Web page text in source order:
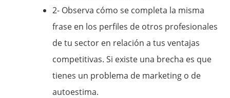
2- Observa cómo se completa la misma
frase en los perfiles de otros profesionales
de tu sector en relación a tus ventajas
competitivas. Si existe una brecha es que
tienes un problema de marketing o de
autoestima.